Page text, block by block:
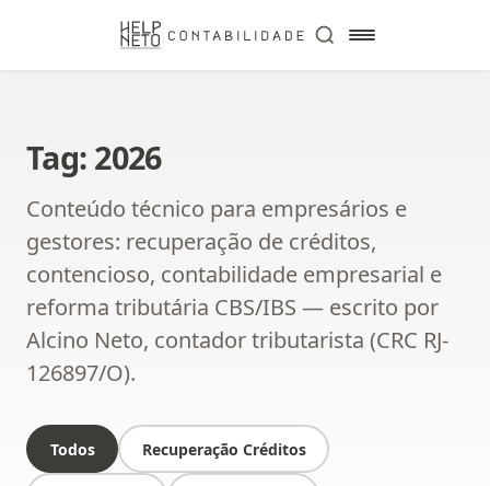
Tag: 2026
Conteúdo técnico para empresários e
gestores: recuperação de créditos,
contencioso, contabilidade empresarial e
reforma tributária CBS/IBS — escrito por
Alcino Neto, contador tributarista (CRC RJ-
126897/O).
Todos Recuperação Créditos